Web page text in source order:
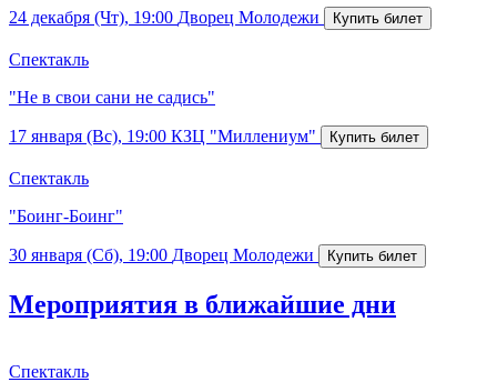
24 декабря (Чт), 19:00 Дворец Молодежи
Спектакль
"Не в свои сани не садись"
17 января (Вс), 19:00 КЗЦ "Миллениум"
Спектакль
"Боинг-Боинг"
30 января (Сб), 19:00 Дворец Молодежи
Мероприятия в ближайшие дни
Спектакль